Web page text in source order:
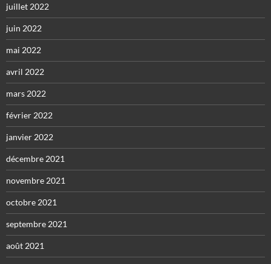
juillet 2022
juin 2022
mai 2022
avril 2022
mars 2022
février 2022
janvier 2022
décembre 2021
novembre 2021
octobre 2021
septembre 2021
août 2021